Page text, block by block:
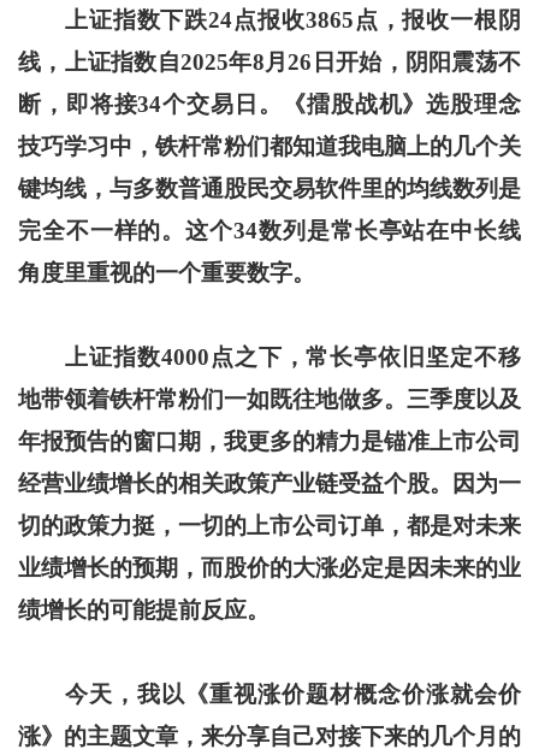
上证指数下跌24点报收3865点，报收一根阴
线，上证指数自2025年8月26日开始，阴阳震荡不
断，即将接34个交易日。《擂股战机》选股理念
技巧学习中，铁杆常粉们都知道我电脑上的几个关
键均线，与多数普通股民交易软件里的均线数列是
完全不一样的。这个34数列是常长亭站在中长线
角度里重视的一个重要数字。
上证指数4000点之下，常长亭依旧坚定不移
地带领着铁杆常粉们一如既往地做多。三季度以及
年报预告的窗口期，我更多的精力是锚准上市公司
经营业绩增长的相关政策产业链受益个股。因为一
切的政策力挺，一切的上市公司订单，都是对未来
业绩增长的预期，而股价的大涨必定是因未来的业
绩增长的可能提前反应。
今天，我以《重视涨价题材概念价涨就会价
涨》的主题文章，来分享自己对接下来的几个月的